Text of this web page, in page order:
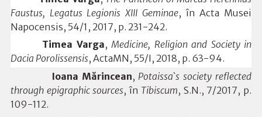
Faustus, Legatus Legionis XIII Geminae, în Acta Musei
Napocensis, 54/1, 2017, p. 231-242.
Timea Varga,Medicine, Religion and Society in
Dacia Porolissensis, ActaMN, 55/I, 2018, p. 63-94.
Ioana Mărincean, Potaissa`s society reflected
through epigraphic sources, în Tibiscum, S.N., 7/2017, p.
109-112.